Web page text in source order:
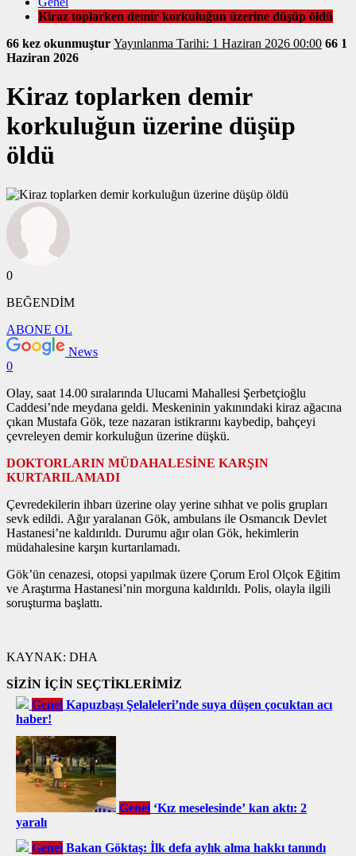
Kiraz toplarken demir korkuluğun üzerine düşüp öldü
66 kez okunmuştur
Yayınlanma Tarihi: 1 Haziran 2026 00:00 66 1
Haziran 2026
Kiraz toplarken demir
korkuluğun üzerine düşüp
öldü
0
BEĞENDİM
ABONE OL
News
0
Olay, saat 14.00 sıralarında Ulucami Mahallesi Şerbetçioğlu
Caddesi’nde meydana geldi. Meskeninin yakınındaki kiraz ağacına
çıkan Mustafa Gök, teze nazaran istikrarını kaybedip, bahçeyi
çevreleyen demir korkuluğun üzerine düşkü.
DOKTORLARIN MÜDAHALESİNE KARŞIN
KURTARILAMADI
Çevredekilerin ihbarı üzerine olay yerine sıhhat ve polis grupları
sevk edildi. Ağır yaralanan Gök, ambulans ile Osmancık Devlet
Hastanesi’ne kaldırıldı. Durumu ağır olan Gök, hekimlerin
müdahalesine karşın kurtarılamadı.
Gök’ün cenazesi, otopsi yapılmak üzere Çorum Erol Olçok Eğitim
ve Araştırma Hastanesi’nin morguna kaldırıldı. Polis, olayla ilgili
soruşturma başlattı.
KAYNAK: DHA
SİZİN İÇİN SEÇTİKLERİMİZ
Genel Kapuzbaşı Şelaleleri’nde suya düşen çocuktan acı
haber!
Genel ‘Kız meselesinde’ kan aktı: 2
yaralı
Genel Bakan Göktaş: İlk defa aylık alma hakkı tanındı